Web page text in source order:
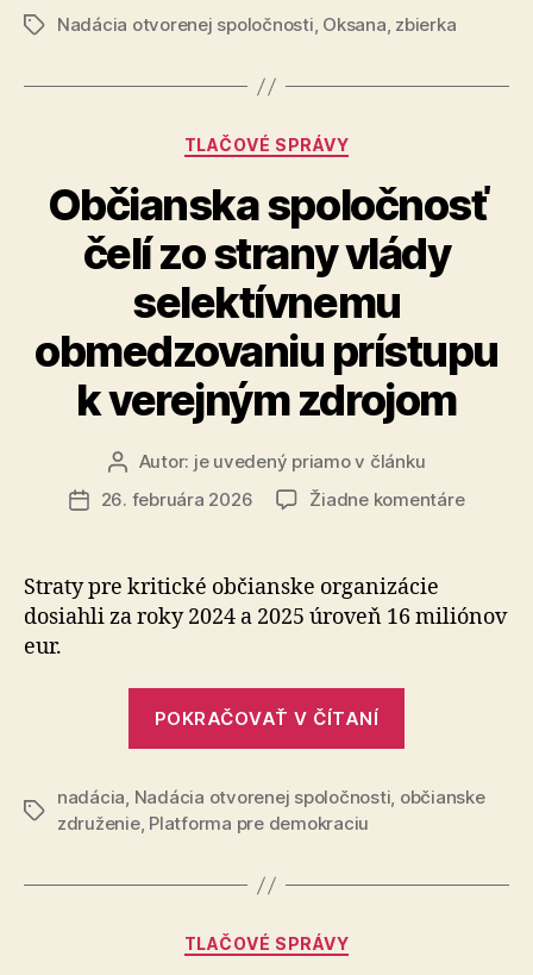
Ukrajinu
72
sanitiek“
ZnačkyNadácia otvorenej spoločnosti, Oksana, zbierka
Kategórie
TLAČOVÉ SPRÁVY
Občianska spoločnosť
čelí zo strany vlády
selektívnemu
obmedzovaniu prístupu
k verejným zdrojom
Autor
článku
Autor: je uvedený priamo v článku
Dátum
26. februára 2026 Žiadne komentárena
zo
strany
Straty pre kritické občianske organizácie
dosiahli za roky 2024 a 2025 úroveň 16 miliónov
eur.
POKRAČOVAŤ V ČÍTANÍ
zo
Značky
nadácia, Nadácia otvorenej spoločnosti, občianske
združenie, Platforma pre demokraciu
Kategórie
TLAČOVÉ SPRÁVY